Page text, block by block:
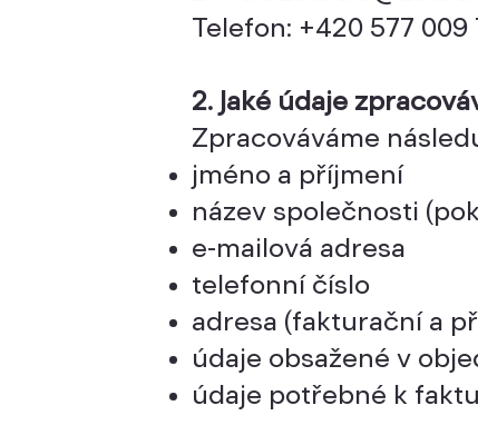
Telefon: +420 577 009
2. Jaké údaje
Zpracováváme
jméno a příjmení
název společnosti
e-mailová adresa
telefonní číslo
adresa (fakturační a
údaje obsažené v
údaje potřebné k